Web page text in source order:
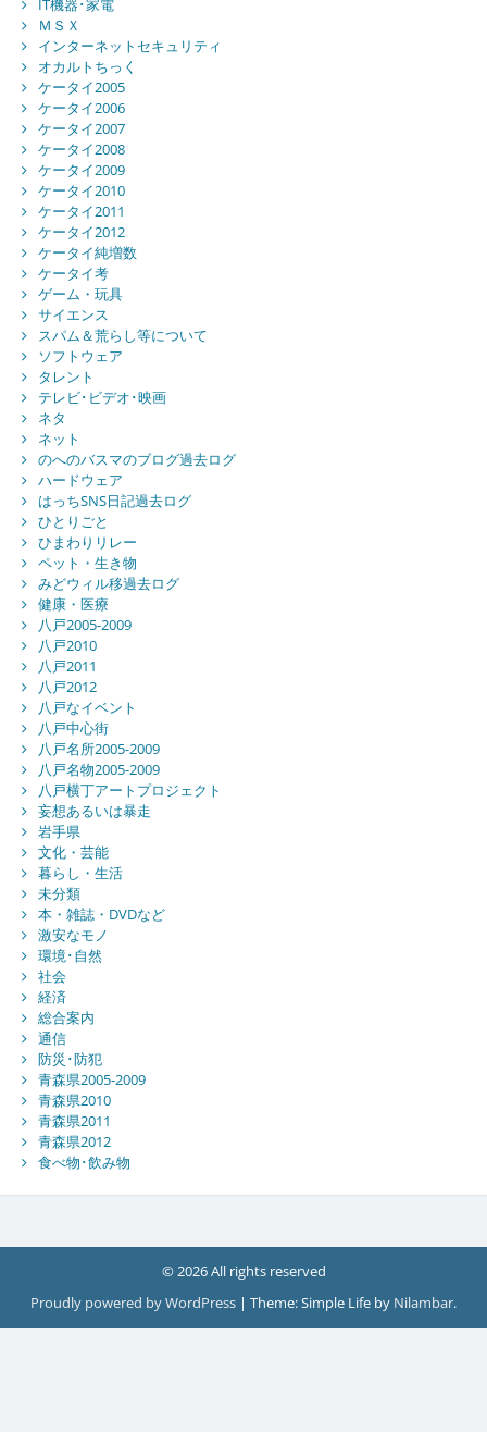
IT機器･家電
ＭＳＸ
インターネットセキュリティ
オカルトちっく
ケータイ2005
ケータイ2006
ケータイ2007
ケータイ2008
ケータイ2009
ケータイ2010
ケータイ2011
ケータイ2012
ケータイ純増数
ケータイ考
ゲーム・玩具
サイエンス
スパム＆荒らし等について
ソフトウェア
タレント
テレビ･ビデオ･映画
ネタ
ネット
のへのバスマのブログ過去ログ
ハードウェア
はっちSNS日記過去ログ
ひとりごと
ひまわりリレー
ペット・生き物
みどウィル移過去ログ
健康・医療
八戸2005-2009
八戸2010
八戸2011
八戸2012
八戸なイベント
八戸中心街
八戸名所2005-2009
八戸名物2005-2009
八戸横丁アートプロジェクト
妄想あるいは暴走
岩手県
文化・芸能
暮らし・生活
未分類
本・雑誌・DVDなど
激安なモノ
環境･自然
社会
経済
総合案内
通信
防災･防犯
青森県2005-2009
青森県2010
青森県2011
青森県2012
食べ物･飲み物
© 2026 All rights reserved
Proudly powered by WordPress | Theme: Simple Life by Nilambar.